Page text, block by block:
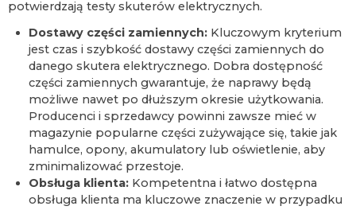
potwierdzają testy skuterów elektrycznych.
Dostawy części zamiennych:Kluczowym kryterium
jest czas i szybkość dostawy części zamiennych do
danego skutera elektrycznego. Dobra dostępność
części zamiennych gwarantuje, że naprawy będą
możliwe nawet po dłuższym okresie użytkowania.
Producenci i sprzedawcy powinni zawsze mieć w
magazynie popularne części zużywające się, takie jak
hamulce, opony, akumulatory lub oświetlenie, aby
zminimalizować przestoje.
Obsługa klienta: Kompetentna i łatwo dostępna
obsługa klienta ma kluczowe znaczenie w przypadku